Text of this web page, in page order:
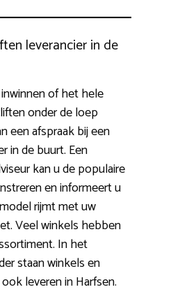
leverancier in de
of het hele
onder de loep
een afspraak bij een
in de buurt. Een
kan u de populaire
en informeert u
rijmt met uw
Veel winkels hebben
In het
staan winkels en
leveren in Harfsen.